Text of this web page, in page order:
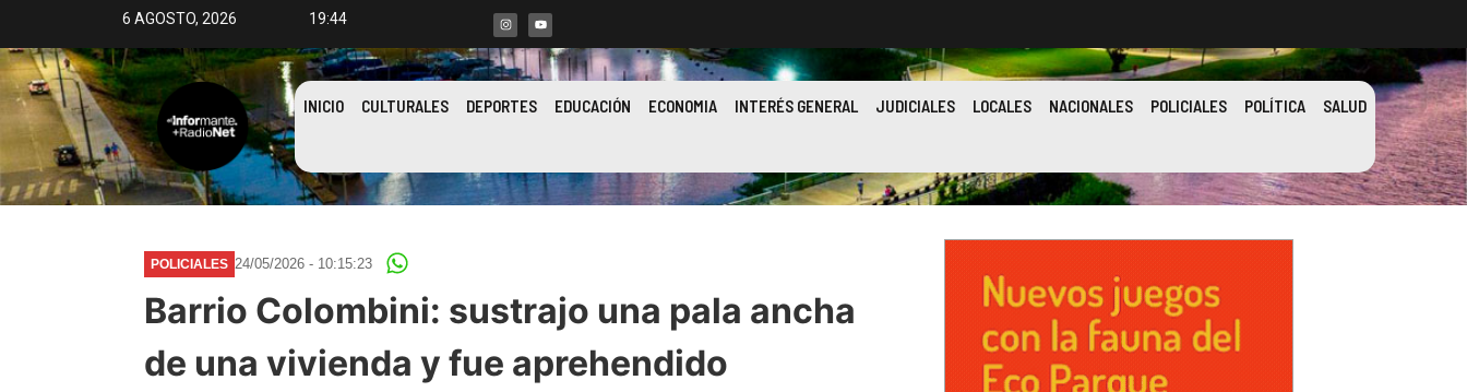
6 AGOSTO, 2026 19:44
INICIO CULTURALES DEPORTES EDUCACIÓN ECONOMIA INTERÉS GENERAL JUDICIALES LOCALES NACIONALES POLICIALES POLÍTICA SALUD
POLICIALES 24/05/2026 - 10:15:23
Barrio Colombini: sustrajo una pala ancha
de una vivienda y fue aprehendido